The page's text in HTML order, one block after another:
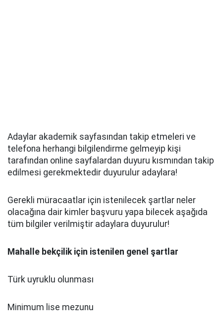
Adaylar akademik sayfasından takip etmeleri ve
telefona herhangi bilgilendirme gelmeyip kişi
tarafından online sayfalardan duyuru kısmından takip
edilmesi gerekmektedir duyurulur adaylara!
Gerekli müracaatlar için istenilecek şartlar neler
olacağına dair kimler başvuru yapa bilecek aşağıda
tüm bilgiler verilmiştir adaylara duyurulur!
Mahalle bekçilik için istenilen genel şartlar
Türk uyruklu olunması
Minimum lise mezunu